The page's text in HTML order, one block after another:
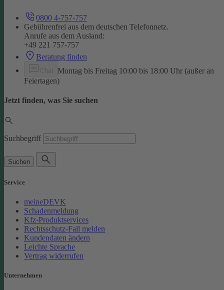
0800 4-757-757
Gebührenfrei aus dem deutschen Telefonnetz.
Anrufe aus dem Ausland:
+49 221 757-757
Beratung finden
Montag bis Freitag 10:00 bis 18:00 Uhr (außer an
Feiertagen)
Jetzt finden, was Sie suchen
Suchbegriff
Suchen
Service
meineDEVK
Schadenmeldung
Kfz-Produktservices
Rechtsschutz-Fall melden
Kundendaten ändern
Leichte Sprache
Vertrag widerrufen
Unternehmen